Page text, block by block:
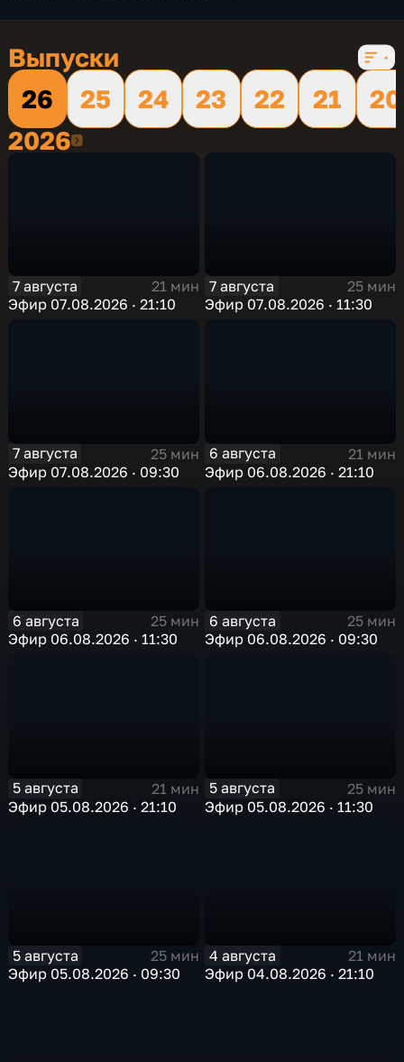
Выпуски
26
25 24 23 22 21
20
20262026
7 августа
21 мин
Эфир 07.08.2026 · 21:10
7 августа
25 мин
Эфир 07.08.2026 · 11:30
7 августа
25 мин
Эфир 07.08.2026 · 09:30
6 августа
21 мин
Эфир 06.08.2026 · 21:10
6 августа
25 мин
Эфир 06.08.2026 · 11:30
6 августа
25 мин
Эфир 06.08.2026 · 09:30
5 августа
21 мин
Эфир 05.08.2026 · 21:10
5 августа
25 мин
Эфир 05.08.2026 · 11:30
5 августа
25 мин
Эфир 05.08.2026 · 09:30
4 августа
21 мин
Эфир 04.08.2026 · 21:10